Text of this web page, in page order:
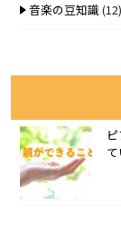
音楽の豆知識(12)
て